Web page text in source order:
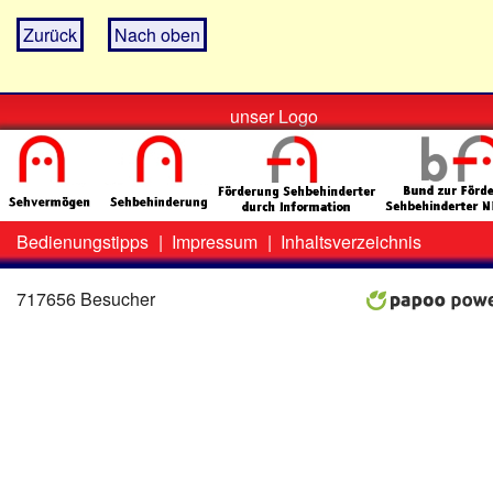
Zurück Nach oben
unser Logo
Zweit-
Menü
Bedienungstipps | Impressum | Inhaltsverzeichnis
717656 Besucher